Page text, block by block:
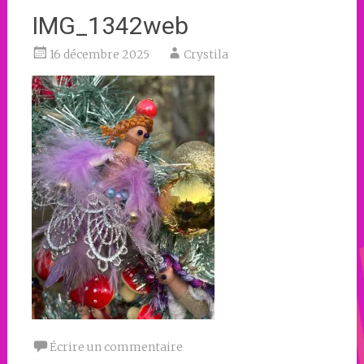
IMG_1342web
16 décembre 2025 Crystila
Écrire un commentaire